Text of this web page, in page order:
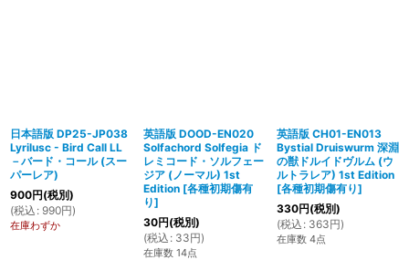
日本語版 DP25-JP038
Lyrilusc - Bird Call LL
－バード・コール (スー
パーレア)
900円(税別)
(税込 : 990円)
在庫わずか
英語版 DOOD-EN020
Solfachord Solfegia ド
レミコード・ソルフェー
ジア (ノーマル) 1st
Edition [各種初期傷有
り]
30円(税別)
(税込 : 33円)
在庫数 14点
英語版 CH01-EN013
Bystial Druiswurm 深淵
の獣ドルイドヴルム (ウ
ルトラレア) 1st Edition
[各種初期傷有り]
330円(税別)
(税込 : 363円)
在庫数 4点